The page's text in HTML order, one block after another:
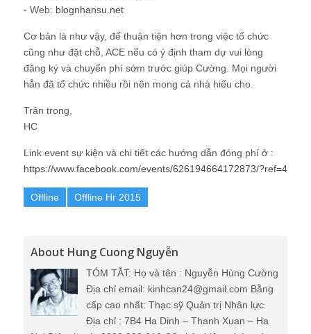
- Web: blognhansu.net
Cơ bản là như vậy, để thuận tiện hơn trong việc tổ chức
cũng như đặt chỗ, ACE nếu có ý định tham dự vui lòng
đăng ký và chuyển phí sớm trước giúp Cường. Mọi người
hẳn đã tổ chức nhiều rồi nên mong cả nhà hiểu cho.
Trân trọng,
HC
Link event sự kiện và chi tiết các hướng dẫn đóng phí ở :
https://www.facebook.com/events/626194664172873/?ref=4
Offline Offline Hr 2015
About Hung Cuong Nguyễn
TÓM TẮT: Họ và tên : Nguyễn Hùng Cường
Địa chỉ email: kinhcan24@gmail.com Bằng
cấp cao nhất: Thạc sỹ Quản trị Nhân lực
Địa chỉ : 7B4 Ha Dinh – Thanh Xuan – Ha